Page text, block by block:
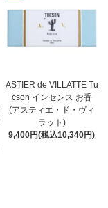
ASTIER de VILLATTE Tu
cson インセンス お香
(アスティエ・ド・ヴィ
ラット)
9,400円(税込10,340円)